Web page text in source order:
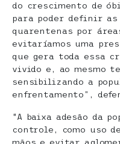
do crescimento de
para poder definir as
quarentenas por
evitaríamos uma
que gera toda essa
vivido e, ao mesmo
sensibilizando a
enfrentamento”,
“A baixa adesão da
controle, como uso